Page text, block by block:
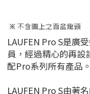
LAUFEN Pro S是廣
員，經過精心的再
配Pro系列所有產品。
LAUFEN Pro S由著